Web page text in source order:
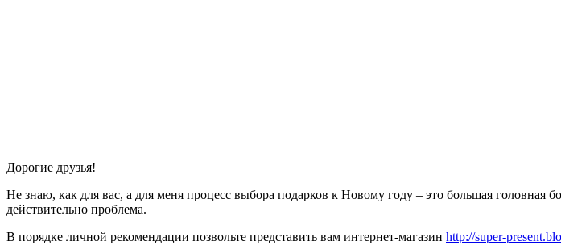
Дорогие друзья!
Не знаю, как для вас, а для меня процесс выбора подарков к Новому году – это большая головная
действительно проблема.
В порядке личной рекомендации позвольте представить вам интернет-магазин http://super-